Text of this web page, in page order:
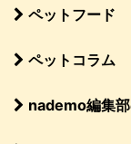
ペットフード
ペットコラム
nademo編集